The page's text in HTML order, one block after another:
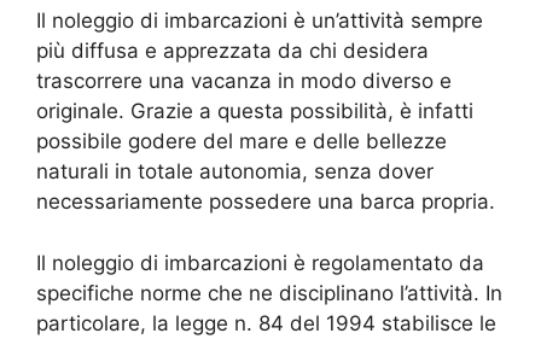
Il noleggio di imbarcazioni è un’attività sempre
più diffusa e apprezzata da chi desidera
trascorrere una vacanza in modo diverso e
originale. Grazie a questa possibilità, è infatti
possibile godere del mare e delle bellezze
naturali in totale autonomia, senza dover
necessariamente possedere una barca propria.
Il noleggio di imbarcazioni è regolamentato da
specifiche norme che ne disciplinano l’attività. In
particolare, la legge n. 84 del 1994 stabilisce le